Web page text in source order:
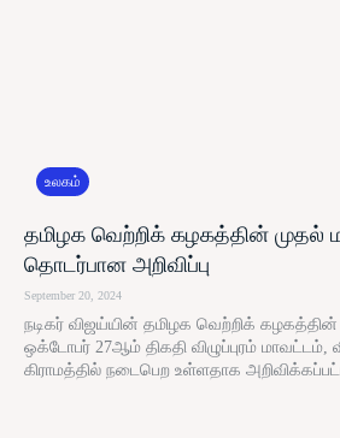
உலகம்
தமிழக வெற்றிக் கழகத்தின் முதல்
தொடர்பான அறிவிப்பு
September 20, 2024
நடிகர் விஜய்யின் தமிழக வெற்றிக் கழகத்தின்
ஒக்டோபர் 27ஆம் திகதி விழுப்புரம் மாவட்டம்,
கிராமத்தில் நடைபெற உள்ளதாக